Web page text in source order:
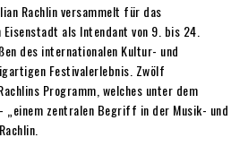
Rachlin versammelt für das
Eisenstadt als Intendant von 9. bis 24.
des internationalen Kultur- und
Festivalerlebnis. Zwölf
Programm, welches unter dem
„einem zentralen Begriff in der Musik- und